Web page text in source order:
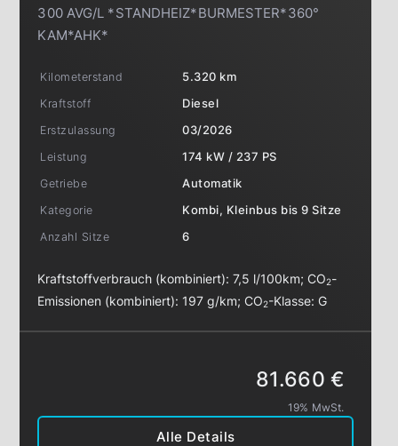
300 AVG/L *STANDHEIZ*BURMESTER*360°
KAM*AHK*
Kilometerstand
5.320 km
Kraftstoff
Diesel
Erstzulassung
03/2026
Leistung
174 kW / 237 PS
Getriebe
Automatik
Kategorie
Kombi, Kleinbus bis 9 Sitze
Anzahl Sitze
6
Kraftstoffverbrauch (kombiniert):7,5 l/100km;CO2-
Emissionen (kombiniert): 197 g/km;CO2-Klasse:G
Alle Details
81.660 €
19% MwSt.